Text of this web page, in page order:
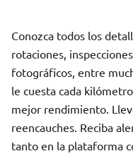
Conozca todos los
rotaciones,
fotográficos, entre
le cuesta cada
mejor rendimiento.
reencauches. Reciba
tanto en la plataforma